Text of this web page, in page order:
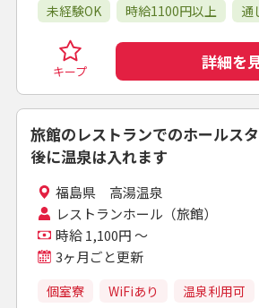
未経験OK
時給1100円以上 通
キープ 詳細を
旅館のレストランでのホールス
後に温泉は入れます
福島県 高湯温泉
レストランホール（旅館）
時給 1,100円 ～
3ヶ月ごと更新
個室寮 WiFiあり 温泉利用可